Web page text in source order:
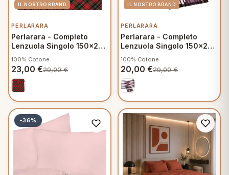
PERLARARA
Perlarara - Completo
Lenzuola Singolo 150x295
100% Cotone
23,00 €29,00€
PERLARARA
Perlarara - Completo
Lenzuola Singolo 150x295
100% Cotone
20,00 €29,00€
-36%